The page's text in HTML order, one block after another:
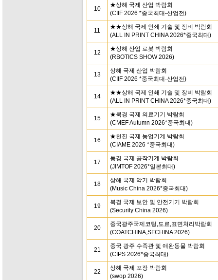
10
★상해 국제 산업 박람회
(CIIF 2026 *중국최대-산업전)
11
★★상해 국제 인쇄 기술 및 장비 박람회
(ALL IN PRINT CHINA 2026*중국최대)
12
★상해 산업 로봇 박람회
(RBOTICS SHOW 2026)
13
상해 국제 산업 박람회
(CIIF 2026 *중국최대-산업전)
14
★★상해 국제 인쇄 기술 및 장비 박람회
(ALL IN PRINT CHINA 2026*중국최대)
15
★북경 국제 의료기기 박람회
(CMEF Autumn 2026*중국최대)
16
★천진 국제 농업기계 박람회
(CIAME 2026 *중국최대)
17
동경 국제 공작기계 박람회
(JIMTOF 2026*일본최대)
18
상해 국제 악기 박람회
(Music China 2026*중국최대)
19
북경 국제 보안 및 안전기기 박람회
(Security China 2026)
20
중국광주국제코팅,도료,표면처리박람회
(COATCHINA,SFCHINA 2026)
21
중국 광주 수족관 및 애완동물 박람회
(CIPS 2026*중국최대)
22
상해 국제 포장 박람회
(swop 2026)